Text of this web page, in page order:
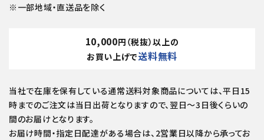
※一部地域・直送品を除く
10,000円（税抜）以上の
お買い上げで送料無料
当社で在庫を保有している通常送料対象商品については、平日15
時までのご注文は当日出荷となりますので、翌日～3日後くらいの
間のお届けとなります。
お届け時間・指定日配達がある場合は、2営業日以降から承ってお